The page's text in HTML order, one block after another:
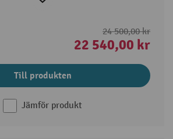
24 500,00 kr
22 540,00 kr
Till produkten
Jämför produkt